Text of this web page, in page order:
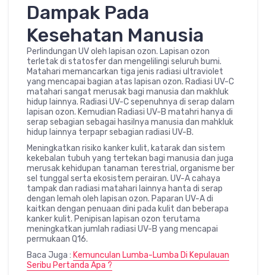
Dampak Pada
Kesehatan Manusia
Perlindungan UV oleh lapisan ozon. Lapisan ozon
terletak di statosfer dan mengelilingi seluruh bumi.
Matahari memancarkan tiga jenis radiasi ultraviolet
yang mencapai bagian atas lapisan ozon. Radiasi UV-C
matahari sangat merusak bagi manusia dan makhluk
hidup lainnya. Radiasi UV-C sepenuhnya di serap dalam
lapisan ozon. Kemudian Radiasi UV-B matahri hanya di
serap sebagian sebagai hasilnya manusia dan mahkluk
hidup lainnya terpapr sebagian radiasi UV-B.
Meningkatkan risiko kanker kulit, katarak dan sistem
kekebalan tubuh yang tertekan bagi manusia dan juga
merusak kehidupan tanaman terestrial, organisme ber
sel tunggal serta ekosistem perairan. UV-A cahaya
tampak dan radiasi matahari lainnya hanta di serap
dengan lemah oleh lapisan ozon. Paparan UV-A di
kaitkan dengan penuaan dini pada kulit dan beberapa
kanker kulit. Penipisan lapisan ozon terutama
meningkatkan jumlah radiasi UV-B yang mencapai
permukaan Q16.
Baca Juga : Kemunculan Lumba-Lumba Di Kepulauan
Seribu Pertanda Apa ?